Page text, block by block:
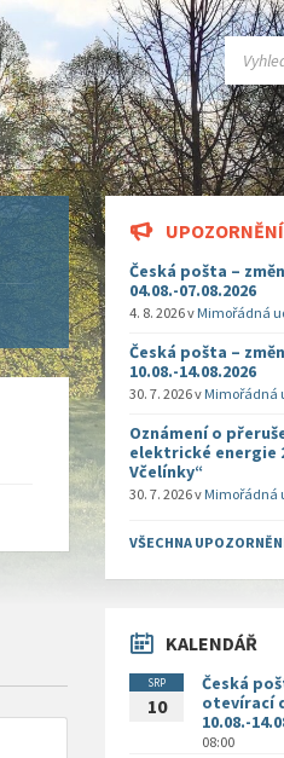
SEARCH:
UPOZORNĚNÍ
Česká pošta –
04.08.-07.08.2026
4. 8. 2026v Mimořádná
Česká pošta –
10.08.-14.08.2026
30. 7. 2026v Mimořádná
Oznámení o
elektrické energie
Včelínky“
30. 7. 2026v Mimořádná
VŠECHNA
KALENDÁŘ
SRP
10
Česká
otevírací
10.08.-
08:00